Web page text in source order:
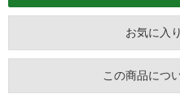
お気に入
この商品につ